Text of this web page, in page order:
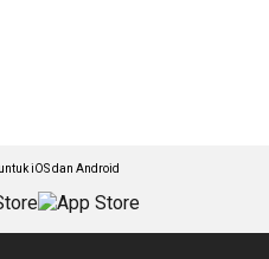
iOS dan Android